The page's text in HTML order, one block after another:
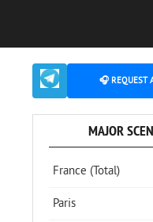
🎧 REQUEST
MAJOR
France (Total)
Paris